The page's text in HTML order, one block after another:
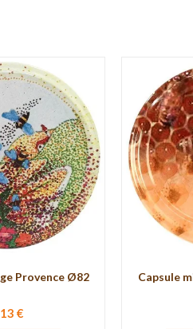
Provence Ø82
€
Capsule